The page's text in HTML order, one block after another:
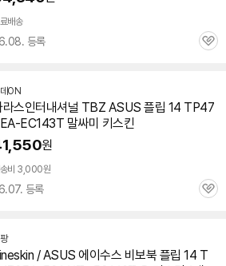
배송
등록
관
ON
라스인터내셔널 TBZ ASUS 플립 14 TP47
EC143T 말싸미 키스킨
원
비 3,000원
등록
관
/ ASUS 에이수스 비보북 플립 14 T